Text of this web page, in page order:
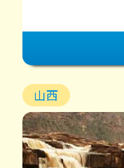
山西